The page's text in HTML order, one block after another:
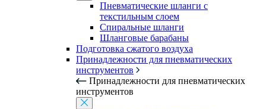
Пневматические шланги с
текстильным слоем
Спиральные шланги
Шланговые барабаны
Подготовка сжатого воздуха
Принадлежности для пневматических
инструментов
Принадлежности для пневматических
инструментов